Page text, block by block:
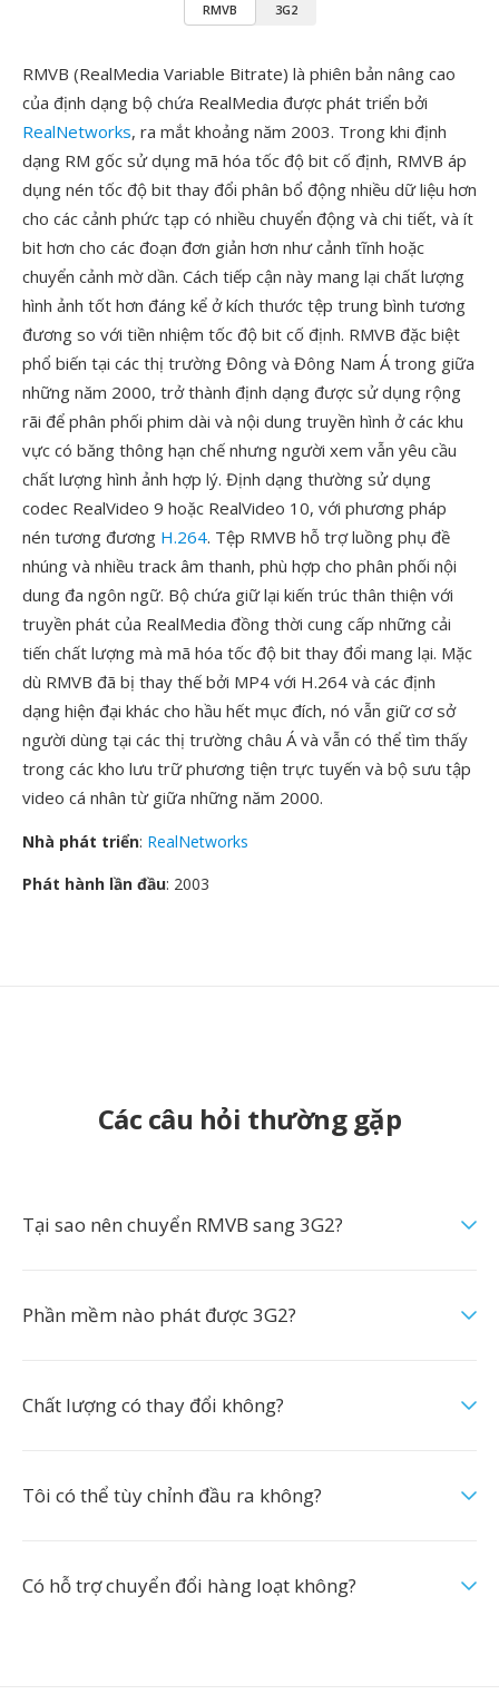
RMVB 3G2
RMVB (RealMedia Variable Bitrate) là phiên bản nâng cao
của định dạng bộ chứa RealMedia được phát triển bởi
RealNetworks, ra mắt khoảng năm 2003. Trong khi định
dạng RM gốc sử dụng mã hóa tốc độ bit cố định, RMVB áp
dụng nén tốc độ bit thay đổi phân bổ động nhiều dữ liệu hơn
cho các cảnh phức tạp có nhiều chuyển động và chi tiết, và ít
bit hơn cho các đoạn đơn giản hơn như cảnh tĩnh hoặc
chuyển cảnh mờ dần. Cách tiếp cận này mang lại chất lượng
hình ảnh tốt hơn đáng kể ở kích thước tệp trung bình tương
đương so với tiền nhiệm tốc độ bit cố định. RMVB đặc biệt
phổ biến tại các thị trường Đông và Đông Nam Á trong giữa
những năm 2000, trở thành định dạng được sử dụng rộng
rãi để phân phối phim dài và nội dung truyền hình ở các khu
vực có băng thông hạn chế nhưng người xem vẫn yêu cầu
chất lượng hình ảnh hợp lý. Định dạng thường sử dụng
codec RealVideo 9 hoặc RealVideo 10, với phương pháp
nén tương đương H.264. Tệp RMVB hỗ trợ luồng phụ đề
nhúng và nhiều track âm thanh, phù hợp cho phân phối nội
dung đa ngôn ngữ. Bộ chứa giữ lại kiến trúc thân thiện với
truyền phát của RealMedia đồng thời cung cấp những cải
tiến chất lượng mà mã hóa tốc độ bit thay đổi mang lại. Mặc
dù RMVB đã bị thay thế bởi MP4 với H.264 và các định
dạng hiện đại khác cho hầu hết mục đích, nó vẫn giữ cơ sở
người dùng tại các thị trường châu Á và vẫn có thể tìm thấy
trong các kho lưu trữ phương tiện trực tuyến và bộ sưu tập
video cá nhân từ giữa những năm 2000.
Nhà phát triển: RealNetworks
Phát hành lần đầu: 2003
Các câu hỏi thường gặp
Tại sao nên chuyển RMVB sang 3G2?
Phần mềm nào phát được 3G2?
Chất lượng có thay đổi không?
Tôi có thể tùy chỉnh đầu ra không?
Có hỗ trợ chuyển đổi hàng loạt không?